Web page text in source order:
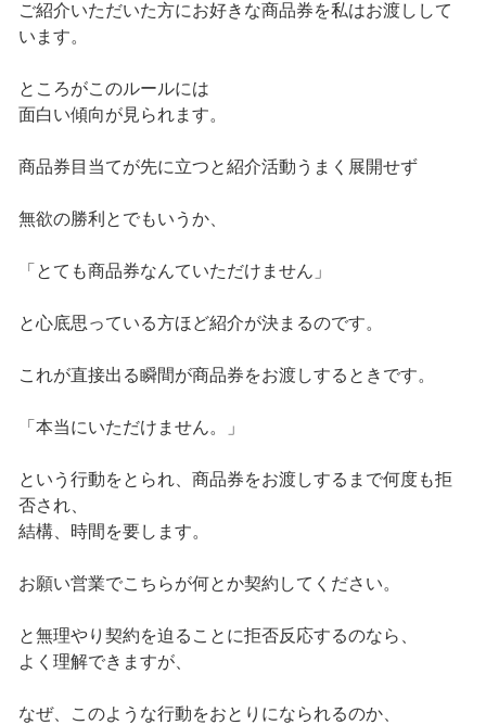
ご紹介いただいた方にお好きな商品券を私はお渡しして
います。
ところがこのルールには
面白い傾向が見られます。
商品券目当てが先に立つと紹介活動うまく展開せず
無欲の勝利とでもいうか、
「とても商品券なんていただけません」
と心底思っている方ほど紹介が決まるのです。
これが直接出る瞬間が商品券をお渡しするときです。
「本当にいただけません。」
という行動をとられ、商品券をお渡しするまで何度も拒
否され、
結構、時間を要します。
お願い営業でこちらが何とか契約してください。
と無理やり契約を迫ることに拒否反応するのなら、
よく理解できますが、
なぜ、このような行動をおとりになられるのか、